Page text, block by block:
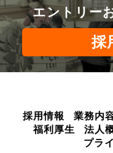
エントリー
採
採用情報 業務内
福利厚生
法人
プラ